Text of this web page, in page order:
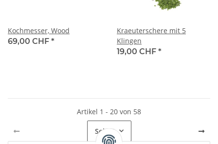
Kochmesser, Wood
69,00 CHF *
Kraeuterschere mit 5
Klingen
19,00 CHF *
Artikel 1 - 20 von 58
Seite1